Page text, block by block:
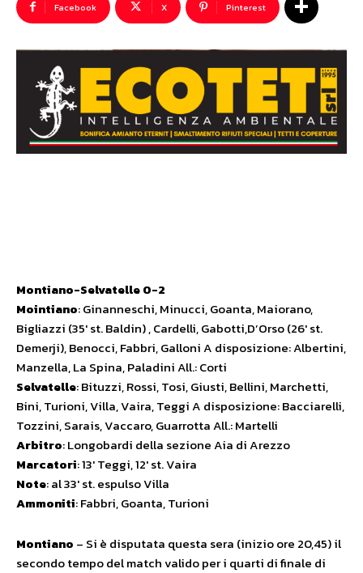
Facebook X Pinterest
Montiano-Selvatelle 0-2
Mointiano: Ginanneschi, Minucci, Goanta, Maiorano,
Bigliazzi (35′ st. Baldin) , Cardelli, Gabotti,D’Orso (26′ st.
Demerji), Benocci, Fabbri, Galloni A disposizione: Albertini,
Manzella, La Spina, Paladini All.: Corti
Selvatelle: Bituzzi, Rossi, Tosi, Giusti, Bellini, Marchetti,
Bini, Turioni, Villa, Vaira, Teggi A disposizione: Bacciarelli,
Tozzini, Sarais, Vaccaro, Guarrotta All.: Martelli
Arbitro: Longobardi della sezione Aia di Arezzo
Marcatori: 13′ Teggi, 12′ st. Vaira
Note: al 33′ st. espulso Villa
Ammoniti: Fabbri, Goanta, Turioni
Montiano – Si è disputata questa sera (inizio ore 20,45) il
secondo tempo del match valido per i quarti di finale di